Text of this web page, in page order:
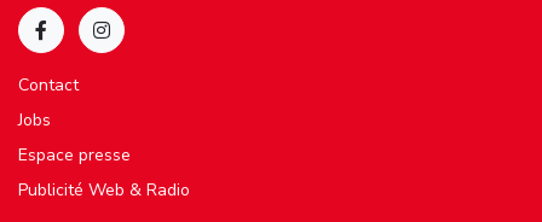
Contact
Jobs
Espace presse
Publicité Web & Radio